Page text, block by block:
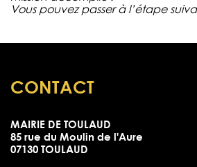
Vous pouvez passer à l’étape
CONTACT
MAIRIE DE TOULAUD
85 rue du Moulin de l'Aure
07130 TOULAUD